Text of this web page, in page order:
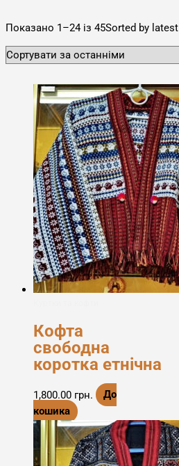
Показано 1–24 із 45Sorted by latest
Кофта
свободна
коротка етнічна
1,800.00 грн.
До
кошика